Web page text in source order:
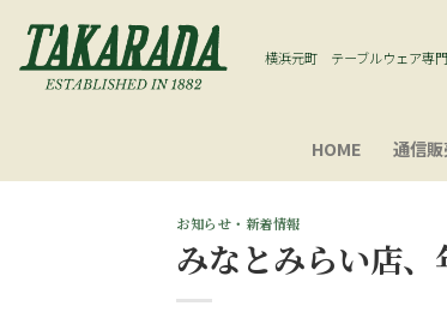
content
横浜元町 テーブルウェア専
HOME 通信
お知らせ・新着情報
みなとみらい店